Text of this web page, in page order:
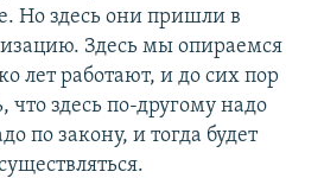
Но здесь они пришли в
Здесь мы опираемся
лет работают, и до сих пор
что здесь по-другому надо
по закону, и тогда будет